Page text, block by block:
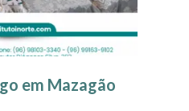
em Mazagão